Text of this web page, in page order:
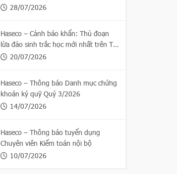
28/07/2026
Haseco – Cảnh báo khẩn: Thủ đoạn
lừa đảo sinh trắc học mới nhất trên Thị
trường chứng khoán
20/07/2026
Haseco – Thông báo Danh mục chứng
khoán ký quỹ Quý 3/2026
14/07/2026
Haseco – Thông báo tuyển dụng
Chuyên viên Kiểm toán nội bộ
10/07/2026